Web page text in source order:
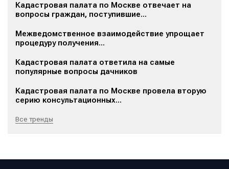
Кадастровая палата по Москве отвечает на
вопросы граждан, поступившие...
Межведомственное взаимодействие упрощает
процедуру получения...
Кадастровая палата ответила на самые
популярные вопросы дачников
Кадастровая палата по Москве провела вторую
серию консультационных...
Все тренды